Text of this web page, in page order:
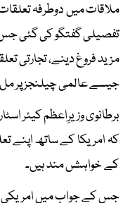
ملاقات میں دوطرفہ
تفصیلی گفتگو کی گئی جس
مزید فروغ دینے، تجارتی
جیسے عالمی چیلنجز پر مل
برطانوی وزیرِاعظم کیئر
کہ امریکا کے ساتھ اپنے
کے خواہشں مند ہیں۔
جس کے جواب میں امریکی